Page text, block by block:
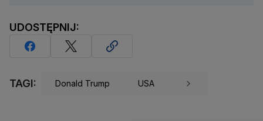
UDOSTĘPNIJ:
TAGI: Donald Trump USA